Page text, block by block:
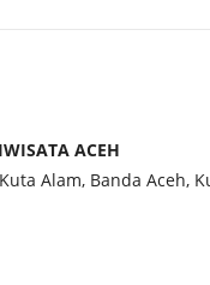
ACEH
Alam, Banda Aceh,